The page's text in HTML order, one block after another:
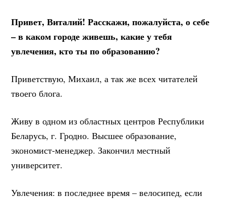
Привет, Виталий! Расскажи, пожалуйста, о себе
– в каком городе живешь, какие у тебя
увлечения, кто ты по образованию?
Приветствую, Михаил, а так же всех читателей
твоего блога.
Живу в одном из областных центров Республики
Беларусь, г. Гродно. Высшее образование,
экономист-менеджер. Закончил местный
университет.
Увлечения: в последнее время – велосипед, если